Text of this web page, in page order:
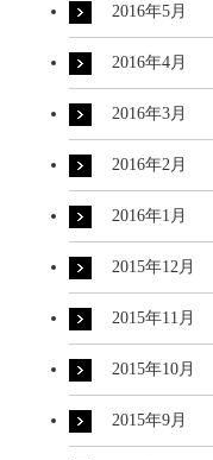
2016年5月
2016年4月
2016年3月
2016年2月
2016年1月
2015年12月
2015年11月
2015年10月
2015年9月